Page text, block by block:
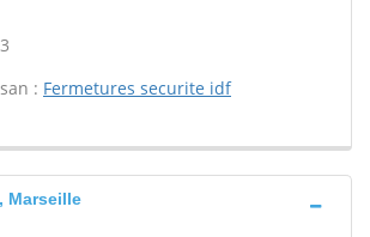
: Fermetures securite idf
Marseille